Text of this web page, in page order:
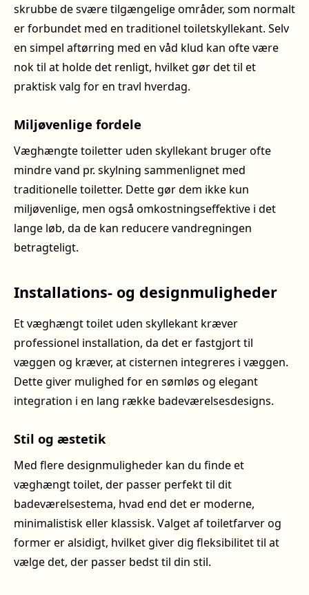
skrubbe de svære tilgængelige områder, som normalt
er forbundet med en traditionel toiletskyllekant. Selv
en simpel aftørring med en våd klud kan ofte være
nok til at holde det renligt, hvilket gør det til et
praktisk valg for en travl hverdag.
Miljøvenlige fordele
Væghængte toiletter uden skyllekant bruger ofte
mindre vand pr. skylning sammenlignet med
traditionelle toiletter. Dette gør dem ikke kun
miljøvenlige, men også omkostningseffektive i det
lange løb, da de kan reducere vandregningen
betragteligt.
Installations- og designmuligheder
Et væghængt toilet uden skyllekant kræver
professionel installation, da det er fastgjort til
væggen og kræver, at cisternen integreres i væggen.
Dette giver mulighed for en sømløs og elegant
integration i en lang række badeværelsesdesigns.
Stil og æstetik
Med flere designmuligheder kan du finde et
væghængt toilet, der passer perfekt til dit
badeværelsestema, hvad end det er moderne,
minimalistisk eller klassisk. Valget af toiletfarver og
former er alsidigt, hvilket giver dig fleksibilitet til at
vælge det, der passer bedst til din stil.